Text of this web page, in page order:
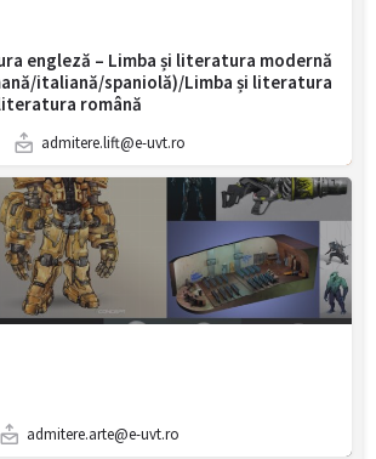
engleză – Limba și literatura modernă
italiană/spaniolă)/Limba și literatura
română
admitere.lift@e-uvt.ro
admitere.arte@e-uvt.ro